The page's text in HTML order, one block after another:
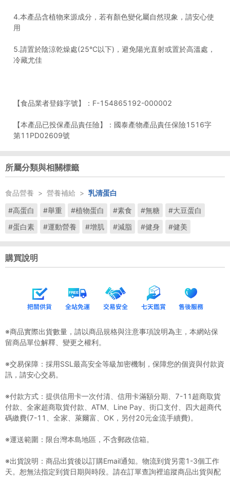
4.本產品含植物來源成分，若有顏色變化屬自然現象，請安心使
用
5.請置於陰涼乾燥處(25°C以下)，避免陽光直射或置於高溫處，
冷藏尤佳
【食品業者登錄字號】：F-154865192-000002
【本產品已投保產品責任險】：國泰產物產品責任保險1516字
所屬分類與相關標籤
食品營養 > 營養補給 > 乳清蛋白
#高蛋白
#舉重 #植物蛋白 #素食 #無糖
#大豆蛋白
#蛋白素
#運動營養 #增肌 #減脂 #健身 #健美
購買說明
※商品實際出貨數量，請以商品規格與注意事項說明為主，本網站保
留商品單位解釋、變更之權利。
※交易保障：採用SSL最高安全等級加密機制，保障您的個資與付款資
訊，請安心交易。
※付款方式：提供信用卡一次付清、信用卡滿額分期、7-11超商取貨
付款、全家超商取貨付款、ATM、Line Pay、街口支付、四大超商代
碼繳費(7-11、全家、萊爾富、OK，另付20元金流手續費)。
※運送範圍：限台灣本島地區，不含郵政信箱。
※出貨說明：商品出貨後以訂購Email通知。物流到貨另需1-3個工作
天。恕無法指定到貨日期與時段。請在訂單查詢裡追蹤商品出貨與配